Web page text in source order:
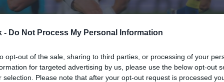
- Do Not Process My Personal Information
opt-out of the sale, sharing to third parties, or processing of your
for targeted advertising by us, please use the below opt-out
selection. Please note that after your opt-out request is processed
24 de marzo de 2026